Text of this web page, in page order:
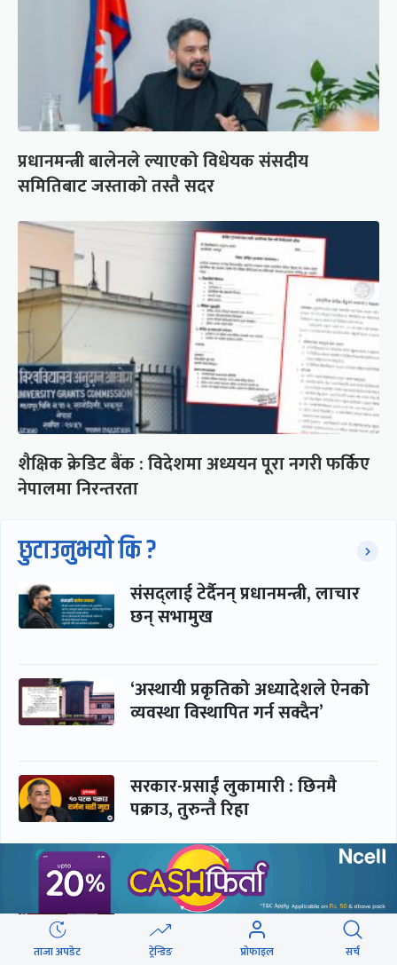
प्रधानमन्त्री बालेनले ल्याएको विधेयक संसदीय
समितिबाट जस्ताको तस्तै सदर
शैक्षिक क्रेडिट बैंक : विदेशमा अध्ययन पूरा नगरी फर्किए
नेपालमा निरन्तरता
छुटाउनुभयो कि ?
संसद्लाई टेर्दैनन् प्रधानमन्त्री, लाचार
छन् सभामुख
‘अस्थायी प्रकृतिको अध्यादेशले ऐनको
व्यवस्था विस्थापित गर्न सक्दैन’
सरकार-प्रसाईं लुकामारी : छिनमै
पक्राउ, तुरुन्तै रिहा
‘कामचलाउ’ नेतृत्वले थलियो स्वास्थ्य
क्षेत्र
ताजा अपडेट ट्रेन्डिङ प्रोफाइल सर्च